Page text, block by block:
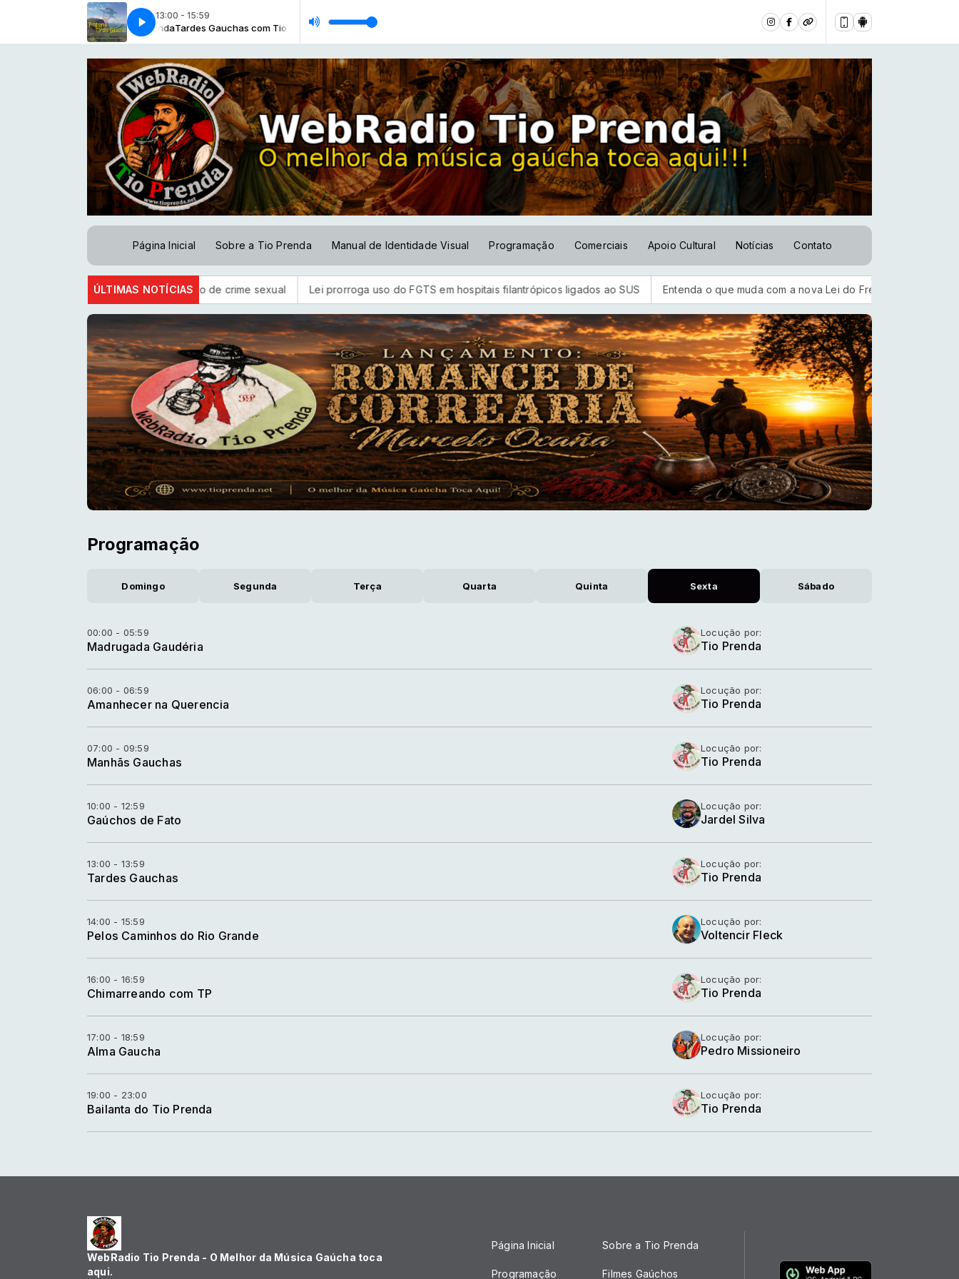
13:00 - 15:59
Tardes Gauchas com Tio PrendaTardes Gauchas com Tio Prenda
Encontros - Renato Borghetti Encontros - Renato Borghetti
Página Inicial Sobre a Tio Prenda Manual de Identidade Visual Programação Comerciais Apoio Cultural Notícias Contato
ÚLTIMAS NOTÍCIAS
para ministro do STJ acusado de crime sexual Lei prorroga uso do FGTS em hospitais filantrópicos ligados ao SUS Entenda o que muda com a nova Lei do Frete PGR pede perda de
Programação
Domingo Segunda Terça Quarta Quinta Sexta Sábado
00:00 - 05:59
Madrugada Gaudéria
Locução por:
Tio Prenda
06:00 - 06:59
Amanhecer na Querencia
Locução por:
Tio Prenda
07:00 - 09:59
Manhãs Gauchas
Locução por:
Tio Prenda
10:00 - 12:59
Gaúchos de Fato
Locução por:
Jardel Silva
13:00 - 13:59
Tardes Gauchas
Locução por:
Tio Prenda
14:00 - 15:59
Pelos Caminhos do Rio Grande
Locução por:
Voltencir Fleck
16:00 - 16:59
Chimarreando com TP
Locução por:
Tio Prenda
17:00 - 18:59
Alma Gaucha
Locução por:
Pedro Missioneiro
19:00 - 23:00
Bailanta do Tio Prenda
Locução por:
Tio Prenda
WebRadio Tio Prenda - O Melhor da Música Gaúcha toca
aqui.
Página Inicial
Programação
Sobre a Tio Prenda
Filmes Gaúchos